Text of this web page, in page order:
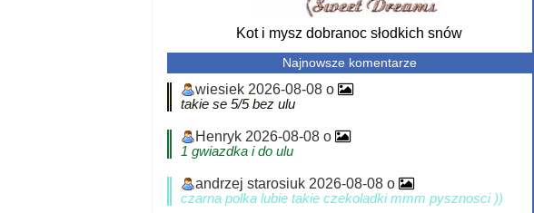
Kot i mysz dobranoc słodkich snów
Najnowsze komentarze
wiesiek 2026-08-08 o
takie se 5/5 bez ulu
Henryk 2026-08-08 o
1 gwiazdka i do ulu
andrzej starosiuk 2026-08-08 o
czarna polka lubie takie czekoladki mmm pysznosci ))